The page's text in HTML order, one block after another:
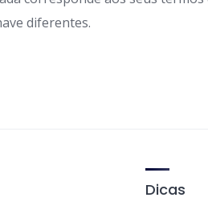
diferentes.
Dicas